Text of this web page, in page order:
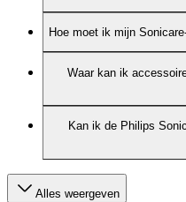
Hoe moet ik mijn
Waar kan ik
Kan ik de Philips
Alles weergeven